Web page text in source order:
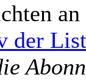
an
der